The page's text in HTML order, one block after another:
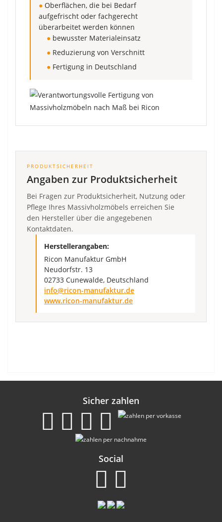
● Oberflächen, die bei Bedarf
aufgefrischt oder fachgerecht
überarbeitet werden können
● bewusster Materialeinsatz
● Reduzierung von Verschnitt
● Fertigung in Deutschland
PRODUKTSICHERHEIT
Angaben zur Produktsicherheit
Bei Fragen zur Produktsicherheit, Nutzung oder
Pflege Ihres Massivholzmöbels erreichen Sie
den Hersteller über die angegebenen
Kontaktdaten.
Herstellerangaben:
Ricon Manufaktur GmbH
Neudorfstr. 13
02733 Cunewalde, Deutschland
info@ricon-manufaktur.de
www.ricon-manufaktur.de
Sicher zahlen
Social